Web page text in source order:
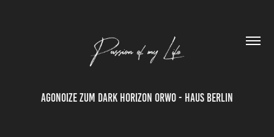
Agonoize zum Dark Horizon ORWO - Haus Berlin